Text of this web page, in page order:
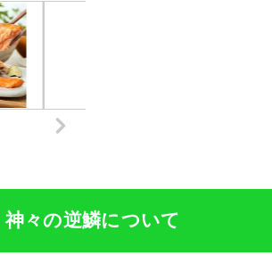
神々の逆鱗について